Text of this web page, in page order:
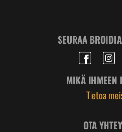
SEURAA
MIKÄ IHMEEN
Tietoa
OTA